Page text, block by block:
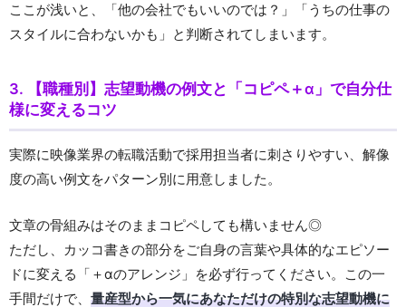
ここが浅いと、「他の会社でもいいのでは？」「うちの仕事の
スタイルに合わないかも」と判断されてしまいます。
3. 【職種別】志望動機の例文と「コピペ＋α」で自分仕
様に変えるコツ
実際に映像業界の転職活動で採用担当者に刺さりやすい、解像
度の高い例文をパターン別に用意しました。
文章の骨組みはそのままコピペしても構いません◎
ただし、カッコ書きの部分をご自身の言葉や具体的なエピソー
ドに変える「＋αのアレンジ」を必ず行ってください。この一
手間だけで、 量産型から一気にあなただけの特別な志望動機に